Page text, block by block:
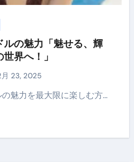
ルの魅力「魅せる、輝
界へ！」
月 23, 2025
の魅力を最大限に楽しむ方…